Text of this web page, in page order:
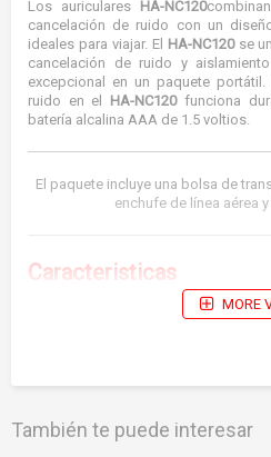
Los auriculares HA-NC120
cancelación de ruido con un
ideales para viajar. El HA-NC120se
cancelación de ruido y
excepcional en un paquete
ruido en el HA-NC120funciona
batería alcalina AAA de 1.5 voltios.
El paquete incluye una bolsa de
enchufe de línea aérea
Caracteristicas
5dB (88%) reducción de ruido
Diseño multi-plegable para
Unidades de controlador de
un sonido dinámico
MORE
También te puede interesar